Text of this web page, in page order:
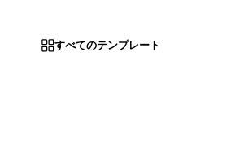
すべてのテンプレート